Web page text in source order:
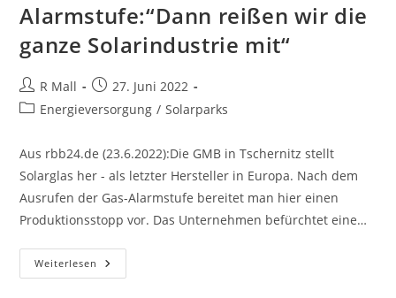
Husemann
Abgeschaltet
Alarmstufe:“Dann reißen wir die
ganze Solarindustrie mit“
Beitrags-
Autor:
R Mall
Beitrag
veröffentlicht:
27. Juni 2022
Beitrags-
Energieversorgung / Solarparks
Aus rbb24.de (23.6.2022):Die GMB in Tschernitz stellt
Solarglas her - als letzter Hersteller in Europa. Nach dem
Ausrufen der Gas-Alarmstufe bereitet man hier einen
Produktionsstopp vor. Das Unternehmen befürchtet eine…
Weiterlesen Ausrufen
Der